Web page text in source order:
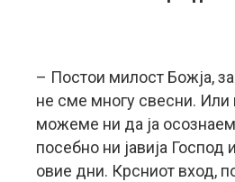
– Постои милост Божја,
не сме многу свесни. Или
можеме ни да ја
посебно ни јавија Господ
овие дни. Крсниот вход,